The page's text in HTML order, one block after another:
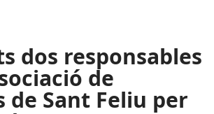
dos responsables
de
de Sant Feliu per